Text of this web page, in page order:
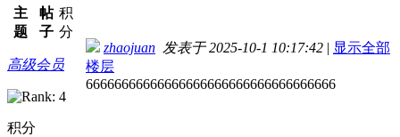
主
题
帖
子
积
分
高级会员
积分
zhaojuan 发表于 2025-10-1 10:17:42 | 显示全部
楼层
66666666666666666666666666666666666